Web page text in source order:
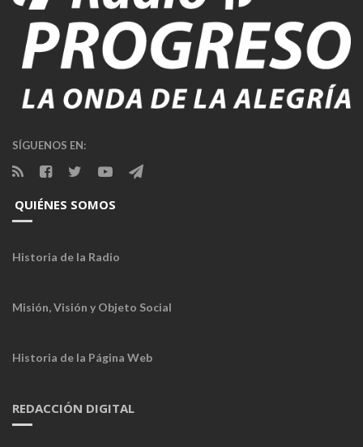
SÍGUENOS EN:
QUIÉNES SOMOS
Historia de la Radio
Misión, Visión y Objeto Social
Historia de la Página Web
REDACCIÓN DIGITAL